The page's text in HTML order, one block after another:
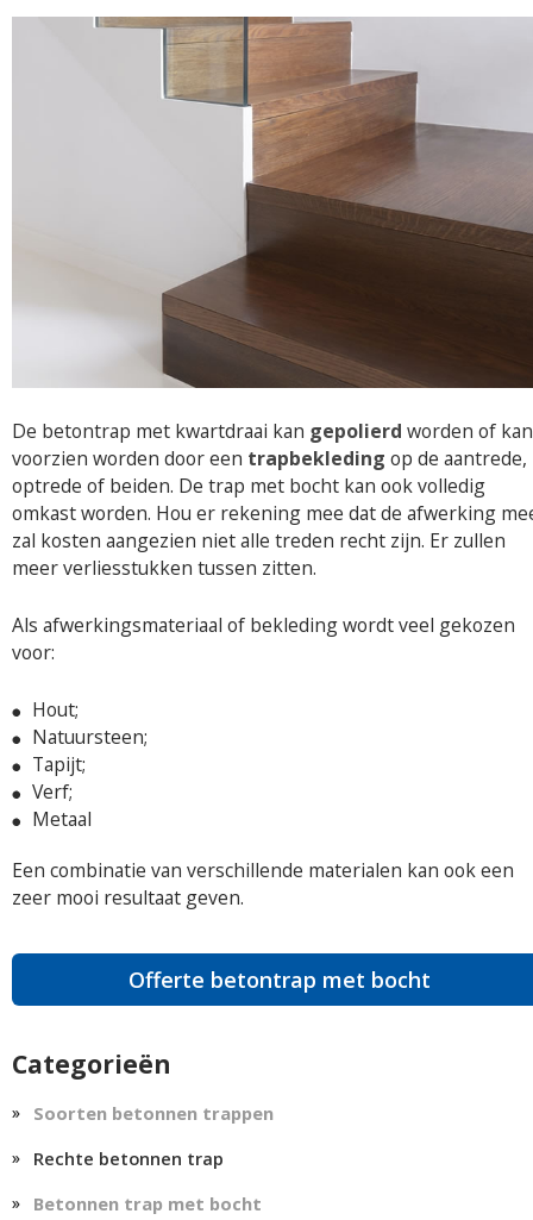
De betontrap met kwartdraai kan gepolierd worden of kan
voorzien worden door een trapbekleding op de aantrede,
optrede of beiden. De trap met bocht kan ook volledig
omkast worden. Hou er rekening mee dat de afwerking
zal kosten aangezien niet alle treden recht zijn. Er zullen
meer verliesstukken tussen zitten.
Als afwerkingsmateriaal of bekleding wordt veel gekozen
voor:
Hout;
Natuursteen;
Tapijt;
Verf;
Metaal
Een combinatie van verschillende materialen kan ook een
zeer mooi resultaat geven.
Offerte betontrap met bocht
Categorieën
Soorten betonnen trappen
Rechte betonnen trap
Betonnen trap met bocht